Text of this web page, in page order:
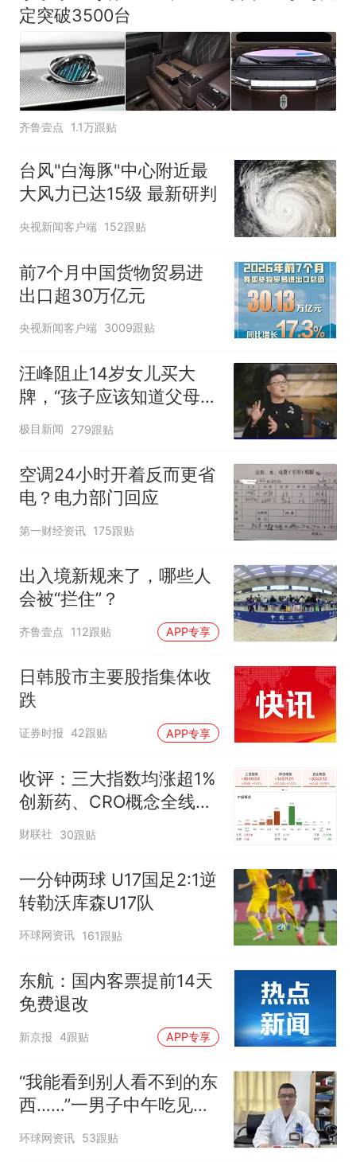
定突破3500台
齐鲁壹点 1.1万跟贴
台风"白海豚"中心附近最
大风力已达15级 最新研判
央视新闻客户端 152跟贴
前7个月中国货物贸易进
出口超30万亿元
央视新闻客户端 3009跟贴
汪峰阻止14岁女儿买大
牌，“孩子应该知道父母的
不易”，称自己买衣服80%
极目新闻 279跟贴
空调24小时开着反而更省
电？电力部门回应
第一财经资讯 175跟贴
出入境新规来了，哪些人
会被“拦住”？
齐鲁壹点 112跟贴 APP专享
日韩股市主要股指集体收
跌
证券时报 42跟贴 APP专享
收评：三大指数均涨超1%
创新药、CRO概念全线走
强
财联社 30跟贴
一分钟两球 U17国足2:1逆
转勒沃库森U17队
环球网资讯 161跟贴
东航：国内客票提前14天
免费退改
新京报 4跟贴 APP专享
“我能看到别人看不到的东
西……”一男子中午吃见手
青没事，晚上再吃却出现
环球网资讯 53跟贴